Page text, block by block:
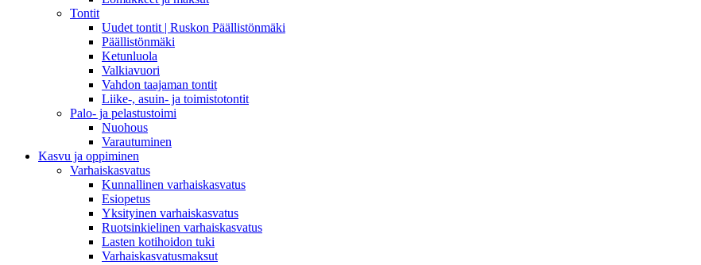
Tontit
Uudet tontit | Ruskon Päällistönmäki
Päällistönmäki
Ketunluola
Valkiavuori
Vahdon taajaman tontit
Liike-, asuin- ja toimistotontit
Palo- ja pelastustoimi
Nuohous
Varautuminen
Kasvu ja oppiminen
Varhaiskasvatus
Kunnallinen varhaiskasvatus
Esiopetus
Yksityinen varhaiskasvatus
Ruotsinkielinen varhaiskasvatus
Lasten kotihoidon tuki
Varhaiskasvatusmaksut